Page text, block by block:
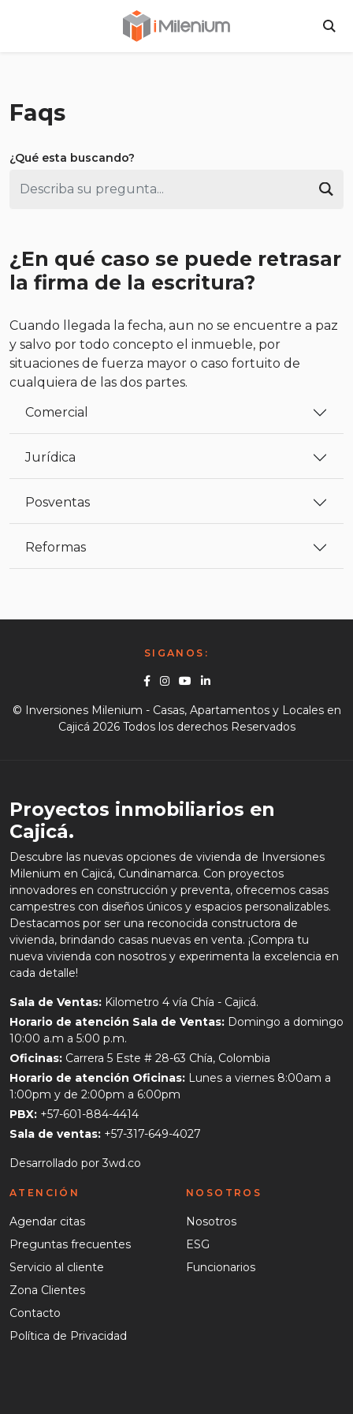
Faqs
¿Qué esta buscando?
¿En qué caso se puede retrasar
la firma de la escritura?
Cuando llegada la fecha, aun no se encuentre a paz
y salvo por todo concepto el inmueble, por
situaciones de fuerza mayor o caso fortuito de
cualquiera de las dos partes.
Comercial
Jurídica
Posventas
Reformas
SIGANOS:
Facebook
Instagram
YoutubeLinkedin
© Inversiones Milenium - Casas, Apartamentos y Locales en
Cajicá 2026 Todos los derechos Reservados
Proyectos inmobiliarios en
Cajicá.
Descubre las nuevas opciones de vivienda de Inversiones
Milenium en Cajicá, Cundinamarca. Con proyectos
innovadores en construcción y preventa, ofrecemos casas
campestres con diseños únicos y espacios personalizables.
Destacamos por ser una reconocida constructora de
vivienda, brindando casas nuevas en venta. ¡Compra tu
nueva vivienda con nosotros y experimenta la excelencia en
cada detalle!
Sala de Ventas: Kilometro 4 vía Chía - Cajicá.
Horario de atención Sala de Ventas: Domingo a domingo
10:00 a.m a 5:00 p.m.
Oficinas: Carrera 5 Este # 28-63 Chía, Colombia
Horario de atención Oficinas: Lunes a viernes 8:00am a
1:00pm y de 2:00pm a 6:00pm
PBX: +57-601-884-4414
Sala de ventas: +57-317-649-4027
Desarrollado por 3wd.co
ATENCIÓN
Agendar citas
Preguntas frecuentes
Servicio al cliente
Zona Clientes
Contacto
Política de Privacidad
NOSOTROS
Nosotros
ESG
Funcionarios